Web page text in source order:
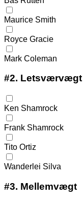
Maurice Smith
Royce Gracie
Mark Coleman
#2. Letsværvægt
Ken Shamrock
Frank Shamrock
Tito Ortiz
Wanderlei Silva
#3. Mellemvægt